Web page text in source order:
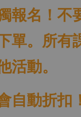
報名！不
單。所有
活動。
自動折扣